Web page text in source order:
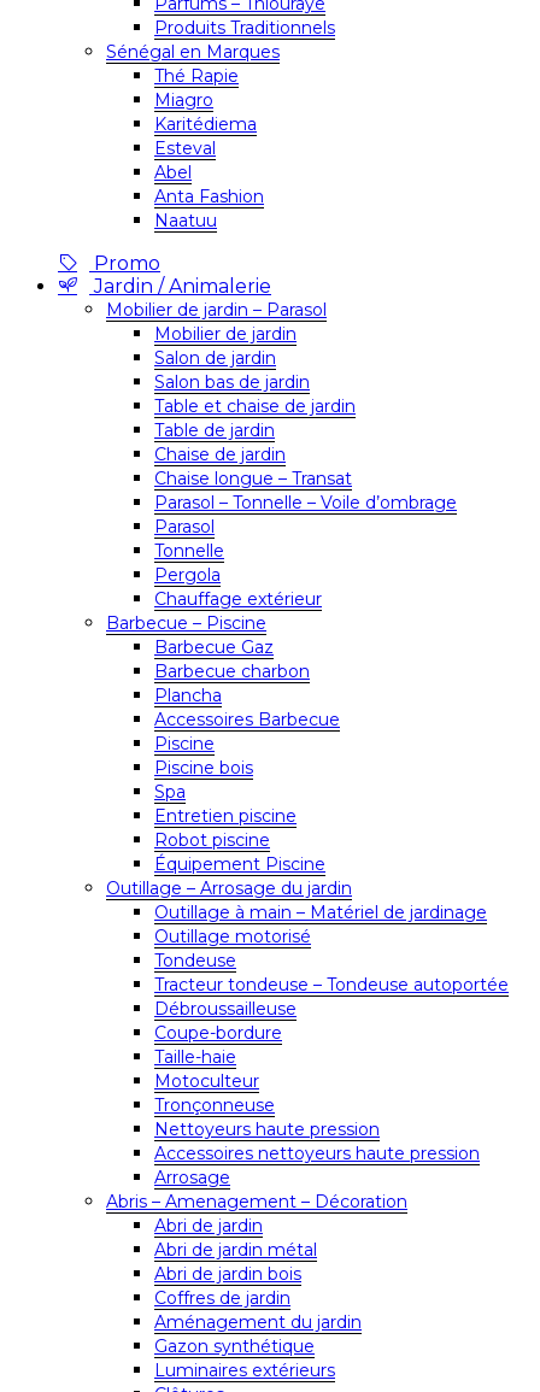
Produits Traditionnels
Sénégal en Marques
Thé Rapie
Miagro
Karitédiema
Esteval
Abel
Anta Fashion
Naatuu
Promo
Jardin / Animalerie
Mobilier de jardin – Parasol
Mobilier de jardin
Salon de jardin
Salon bas de jardin
Table et chaise de jardin
Table de jardin
Chaise de jardin
Chaise longue – Transat
Parasol – Tonnelle – Voile d’ombrage
Parasol
Tonnelle
Pergola
Chauffage extérieur
Barbecue – Piscine
Barbecue Gaz
Barbecue charbon
Plancha
Accessoires Barbecue
Piscine
Piscine bois
Spa
Entretien piscine
Robot piscine
Équipement Piscine
Outillage – Arrosage du jardin
Outillage à main – Matériel de jardinage
Outillage motorisé
Tondeuse
Tracteur tondeuse – Tondeuse autoportée
Débroussailleuse
Coupe-bordure
Taille-haie
Motoculteur
Tronçonneuse
Nettoyeurs haute pression
Accessoires nettoyeurs haute pression
Arrosage
Abris – Amenagement – Décoration
Abri de jardin
Abri de jardin métal
Abri de jardin bois
Coffres de jardin
Aménagement du jardin
Gazon synthétique
Luminaires extérieurs